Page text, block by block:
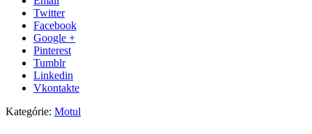
Twitter
Facebook
Google +
Pinterest
Tumblr
Linkedin
Vkontakte
Kategórie: Motul